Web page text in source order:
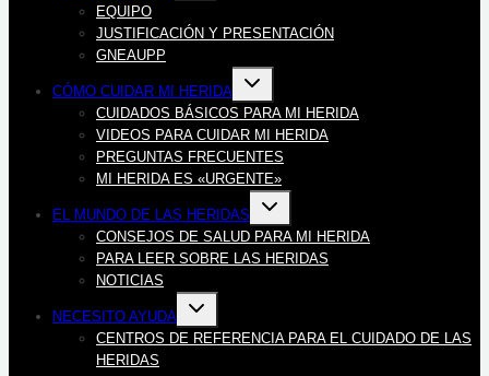
EQUIPO
JUSTIFICACIÓN Y PRESENTACIÓN
GNEAUPP
CÓMO CUIDAR MI HERIDA
Alternar
hijo
CUIDADOS BÁSICOS PARA MI HERIDA
VIDEOS PARA CUIDAR MI HERIDA
PREGUNTAS FRECUENTES
MI HERIDA ES «URGENTE»
EL MUNDO DE LAS HERIDAS
Alternar
hijo
CONSEJOS DE SALUD PARA MI HERIDA
PARA LEER SOBRE LAS HERIDAS
NOTICIAS
NECESITO AYUDA
Alternar
hijo
CENTROS DE REFERENCIA PARA EL CUIDADO DE LAS
HERIDAS